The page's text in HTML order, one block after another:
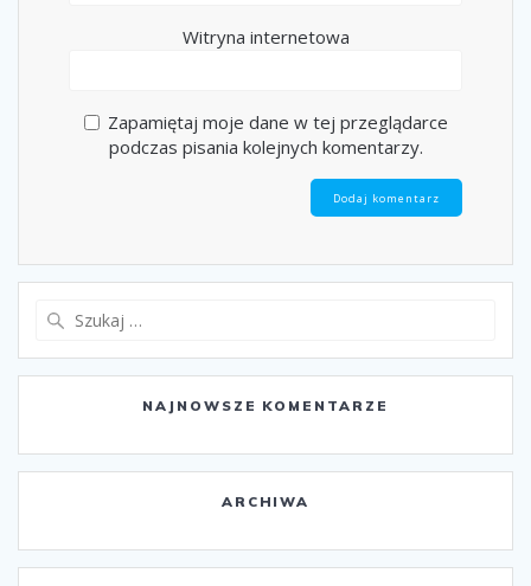
Witryna internetowa
Zapamiętaj moje dane w tej przeglądarce
podczas pisania kolejnych komentarzy.
NAJNOWSZE KOMENTARZE
ARCHIWA